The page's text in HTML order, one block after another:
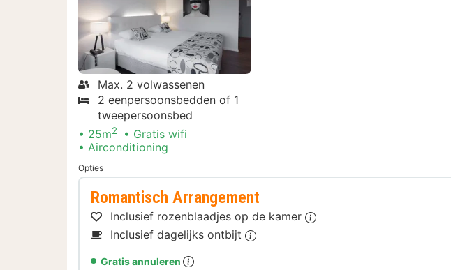
Max. 2 volwassenen
2 eenpersoonsbedden of 1
tweepersoonsbed
25m2
Gratis wifi
Airconditioning
Opties
Romantisch Arrangement
Inclusief rozenblaadjes op de kamer
Inclusief dagelijks ontbijt
Gratis annuleren